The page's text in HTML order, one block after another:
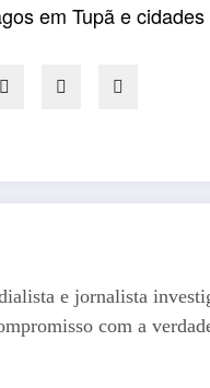
em Tupã e
e jornalista
com a